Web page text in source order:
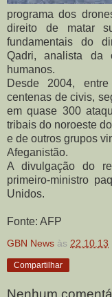
programa dos
direito de matar
fundamentais do
Qadri, analista da
humanos.
Desde 2004,
centenas de civis,
em quase 300
tribais do noroeste
e de outros grupos
Afeganistão.
A divulgação do
primeiro-ministro
Unidos.
Fonte: AFP
GBN News às 22.10.13
Compartilhar